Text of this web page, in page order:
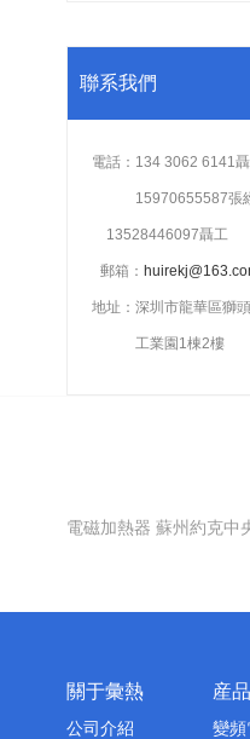
聯系我們
電話：134 3062 6141
15970655587張
13528446097聶工
郵箱：
地址：深圳市龍華區獅
工業園1棟2樓
電磁加熱器 蘇州約克中
關于彙熱
公司介紹
産
變頻